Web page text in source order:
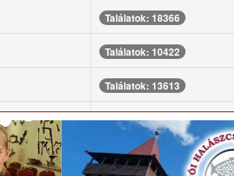
Találatok: 18366
Találatok: 10422
Találatok: 13613
Találatok: 11166
Találatok: 15020